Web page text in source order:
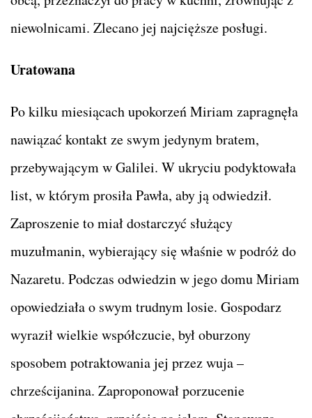
niewolnicami. Zlecano jej najcięższe posługi.
Uratowana
Po kilku miesiącach upokorzeń Miriam zapragnęła
nawiązać kontakt ze swym jedynym bratem,
przebywającym w Galilei. W ukryciu podyktowała
list, w którym prosiła Pawła, aby ją odwiedził.
Zaproszenie to miał dostarczyć służący
muzułmanin, wybierający się właśnie w podróż do
Nazaretu. Podczas odwiedzin w jego domu Miriam
opowiedziała o swym trudnym losie. Gospodarz
wyraził wielkie współczucie, był oburzony
sposobem potraktowania jej przez wuja –
chrześcijanina. Zaproponował porzucenie